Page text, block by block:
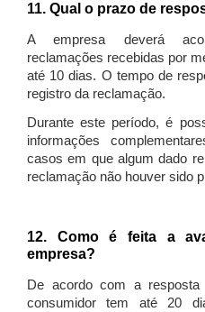
11. Qual o prazo de
A empresa deverá
reclamações recebidas por
até 10 dias. O tempo de
registro da reclamação.
Durante este período, é
informações
casos em que algum dado
reclamação não houver sido
12. Como é feita a
empresa?
De acordo com a
consumidor tem até 20